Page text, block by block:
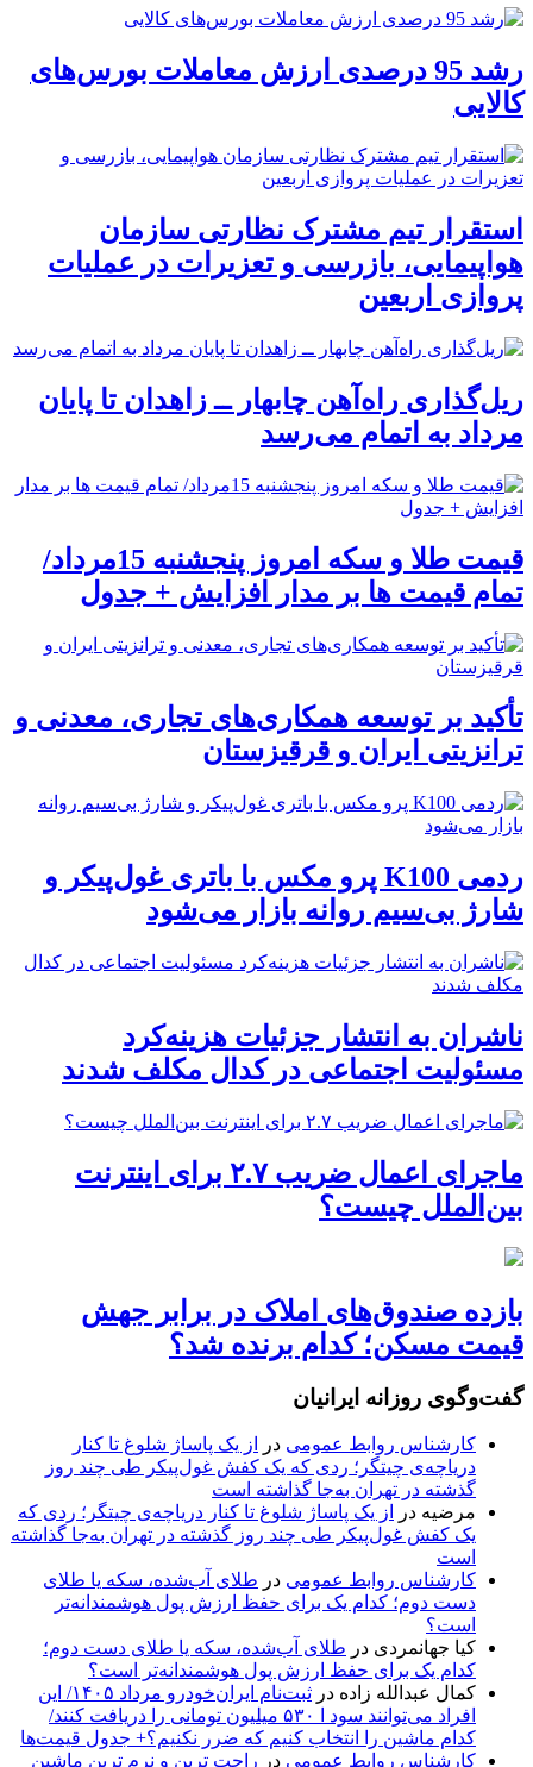
رشد 95 درصدی ارزش معاملات بورس‌های
کالایی
استقرار تیم مشترک نظارتی سازمان
هواپیمایی، بازرسی و تعزیرات در عملیات
پروازی اربعین
ریل‌گذاری راه‌آهن چابهار ــ زاهدان تا پایان
مرداد به اتمام می‌رسد
قیمت طلا و سکه امروز پنجشنبه 15مرداد/
تمام قیمت ها بر مدار افزایش + جدول
تأکید بر توسعه همکاری‌های تجاری، معدنی و
ترانزیتی ایران و قرقیزستان
ردمی K100 پرو مکس با باتری غول‌پیکر و
شارژ بی‌سیم روانه بازار می‌شود
ناشران به انتشار جزئیات هزینه‌کرد
مسئولیت اجتماعی در کدال مکلف شدند
ماجرای اعمال ضریب ۲.۷ برای اینترنت
بین‌الملل چیست؟
بازده صندوق‌های املاک در برابر جهش
قیمت مسکن؛ کدام برنده شد؟
گفت‌وگوی روزانه ایرانیان
کارشناس روابط عمومی در
از یک پاساژ شلوغ تا کنار
دریاچه‌ی چیتگر؛ ردی که یک کفش غول‌پیکر طی چند روز
گذشته در تهران به‌جا گذاشته است
مرضیه در
از یک پاساژ شلوغ تا کنار دریاچه‌ی چیتگر؛ ردی که
یک کفش غول‌پیکر طی چند روز گذشته در تهران به‌جا گذاشته
است
کارشناس روابط عمومی در طلای آب‌شده، سکه یا طلای
دست دوم؛ کدام یک برای حفظ ارزش پول هوشمندانه‌تر
است؟
کیا جهانمردی در طلای آب‌شده، سکه یا طلای دست دوم؛
کدام یک برای حفظ ارزش پول هوشمندانه‌تر است؟
کمال عبدالله زاده در
ثبت‌نام ایران‌خودرو مرداد ۱۴۰۵/ این
افراد می‌توانند سود ا ۵۳۰ میلیون تومانی را دریافت کنند/
کدام ماشین را انتخاب کنیم که ضرر نکنیم؟+ جدول قیمت‌ها
کارشناس روابط عمومی در راحت ترین و نرم ترین ماشین